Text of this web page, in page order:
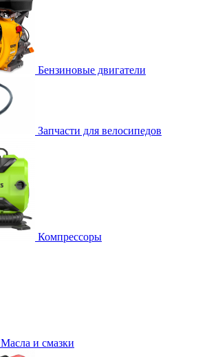
Бензиновые двигатели
Запчасти для велосипедов
Компрессоры
Масла и смазки